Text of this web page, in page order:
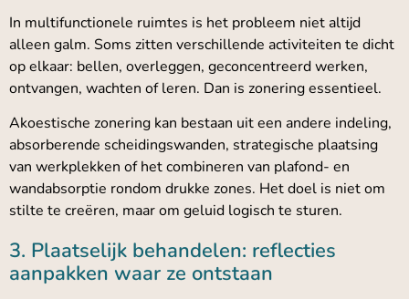
In multifunctionele ruimtes is het probleem niet altijd
alleen galm. Soms zitten verschillende activiteiten te dicht
op elkaar: bellen, overleggen, geconcentreerd werken,
ontvangen, wachten of leren. Dan is zonering essentieel.
Akoestische zonering kan bestaan uit een andere indeling,
absorberende scheidingswanden, strategische plaatsing
van werkplekken of het combineren van plafond- en
wandabsorptie rondom drukke zones. Het doel is niet om
stilte te creëren, maar om geluid logisch te sturen.
3. Plaatselijk behandelen: reflecties
aanpakken waar ze ontstaan